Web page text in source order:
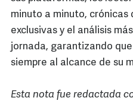
minuto a minuto,
exclusivas y el análisis
jornada, garantizando
siempre al alcance de su
Esta nota fue redactada